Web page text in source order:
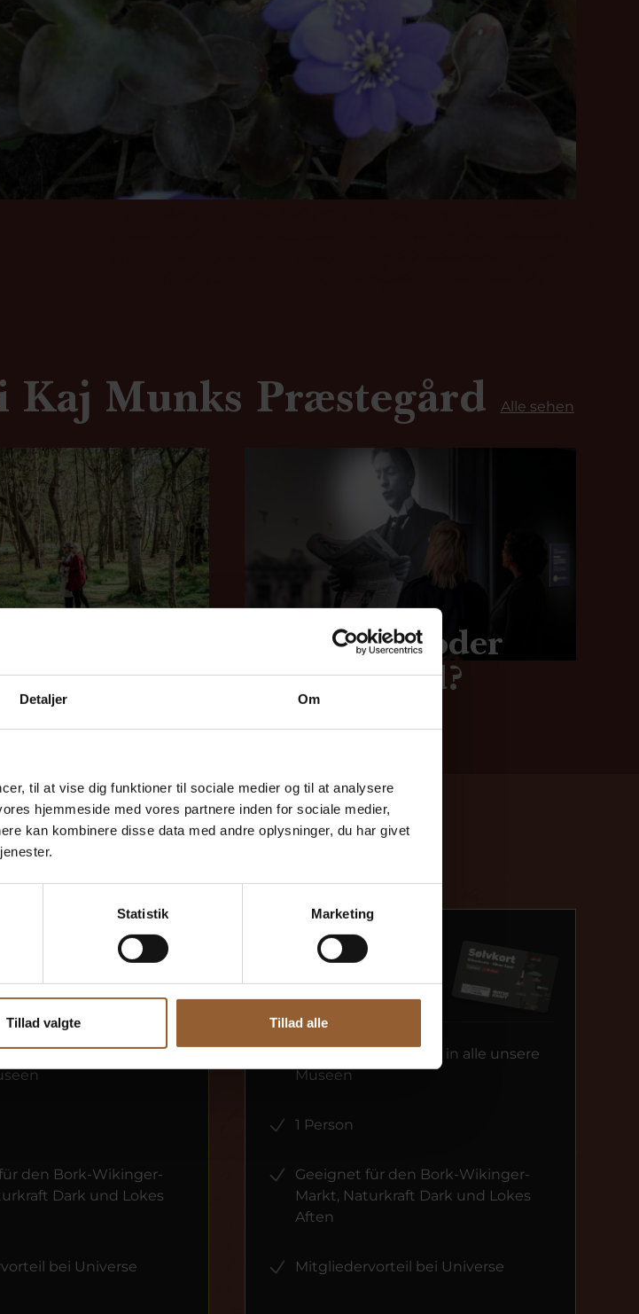
Detaljer Om
til at vise dig funktioner til sociale medier og til at analysere
hjemmeside med vores partnere inden for sociale medier,
kan kombinere disse data med andre oplysninger, du har givet
Statistik Marketing
Tillad valgte Tillad alle
Kaj Munks Præstegård Alle sehen
Mussolini oder
Widerstand?
freier Eintritt in alle
den Bork-Wikinger-
Dark und Lokes
bei Universe
Silber
349 KR
14 Tage freier Eintritt in alle unsere
Museen
1 Person
Geeignet für den Bork-Wikinger-
Markt, Naturkraft Dark und Lokes
Aften
Mitgliedervorteil bei Universe